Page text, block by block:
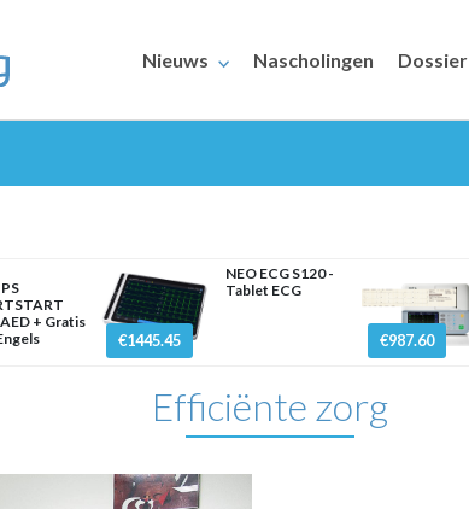
Nieuws Nascholingen Dossier
+ Gratis
€1445.45
NEO ECG S120 -
Tablet ECG
€987.60
Efficiënte zorg